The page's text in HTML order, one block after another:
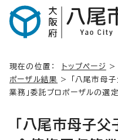
現在の位置： トップページ >
ポーザル結果
> 「八尾市母
業務」委託プロポーザルの選
「八尾市母子